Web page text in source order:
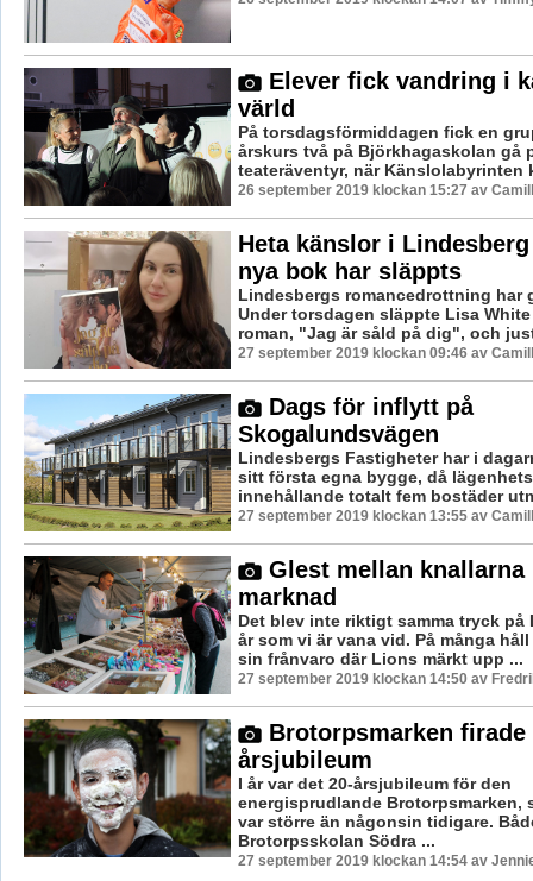
Elever fick vandring i
värld
På torsdagsförmiddagen fick en
årskurs två på Björkhagaskolan gå
teateräventyr, när Känslolabyrinten
26 september 2019 klockan 15:27 av
Heta känslor i
nya bok har släppts
Lindesbergs romancedrottning har
Under torsdagen släppte Lisa
roman, "Jag är såld på dig", och
27 september 2019 klockan 09:46 av
Dags för inflytt på
Skogalundsvägen
Lindesbergs Fastigheter har i
sitt första egna bygge, då
innehållande totalt fem bostäder
27 september 2019 klockan 13:55 av
Glest mellan knallarna
marknad
Det blev inte riktigt samma tryck på
år som vi är vana vid. På många
sin frånvaro där Lions märkt upp ...
27 september 2019 klockan 14:50 av
Brotorpsmarken firade
årsjubileum
I år var det 20-årsjubileum för den
energisprudlande Brotorpsmarken,
var större än någonsin tidigare.
Brotorpsskolan Södra ...
27 september 2019 klockan 14:54 av